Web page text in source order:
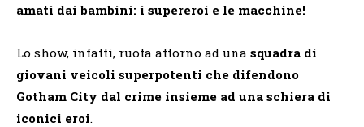
amati dai bambini: i supereroi e le macchine!
Lo show, infatti, ruota attorno ad una squadra di
giovani veicoli superpotenti che difendono
Gotham City dal crime insieme ad una schiera di
iconici eroi.